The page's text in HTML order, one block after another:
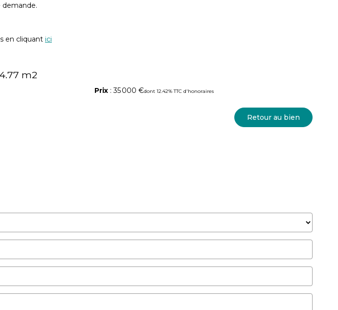
demande.
en cliquant ici
m2
Prix: 35 000 €dont 12.42% TTC d'honoraires
Retour au bien